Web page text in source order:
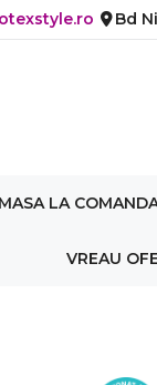
Bd
LA
VREAU